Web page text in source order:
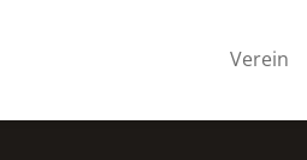
Verein